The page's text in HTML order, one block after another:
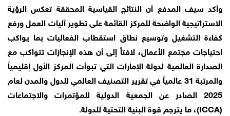
وأكد سيف المدفع أن النتائج القياسية المحققة تعكس الرؤية
الاستراتيجية الواضحة للمركز القائمة على تطوير آليات العمل ورفع
كفاءة التشغيل وتوسيع نطاق استقطاب الفعاليات بما يواكب
احتياجات مجتمع الأعمال، لافتاً إلى أن هذه الإنجازات تتواكب مع
الصدارة العالمية لدولة الإمارات التي تبوأت المركز الأول إقليمياً
والمرتبة 31 عالمياً في تقرير التصنيف العالمي للدول والمدن لعام
2025 الصادر عن الجمعية الدولية للمؤتمرات والاجتماعات
(ICCA)، ما يترجم قوة البنية التحتية للدولة.